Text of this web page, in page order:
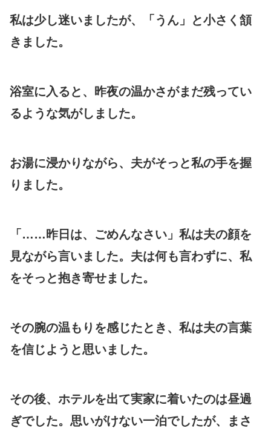
私は少し迷いましたが、「うん」と小さく頷
きました。
浴室に入ると、昨夜の温かさがまだ残ってい
るような気がしました。
お湯に浸かりながら、夫がそっと私の手を握
りました。
「……昨日は、ごめんなさい」私は夫の顔を
見ながら言いました。夫は何も言わずに、私
をそっと抱き寄せました。
その腕の温もりを感じたとき、私は夫の言葉
を信じようと思いました。
その後、ホテルを出て実家に着いたのは昼過
ぎでした。思いがけない一泊でしたが、まさ